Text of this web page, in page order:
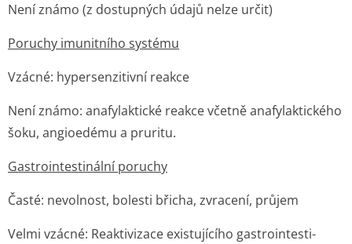
Není známo (z dostupných údajů nelze určit)
Poruchy imunitního systému
Vzácné: hypersenzitivní reakce
Není známo: anafylaktické reakce včetně anafylaktického
šoku, angioedému a pruritu.
Gastrointestinální poruchy
Časté: nevolnost, bolesti břicha, zvracení, průjem
Velmi vzácné: Reaktivizace existujícího gastrointesti­